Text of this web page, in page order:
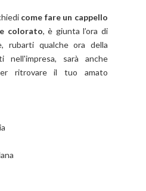
come fare un cappello
colorato, è giunta l’ora di
rubarti qualche ora della
nell'impresa, sarà anche
ritrovare il tuo amato